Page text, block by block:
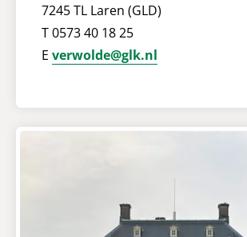
7245 TL Laren (GLD)
T 0573 40 18 25
E verwolde@glk.nl